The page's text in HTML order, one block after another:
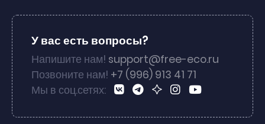
У вас есть вопросы?
Напишите нам! support@free-eco.ru
Позвоните нам! +7 (996) 913 41 71
Мы в соц.сетях: